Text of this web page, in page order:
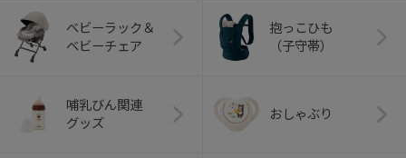
ベビーラック＆
ベビーチェア
抱っこひも
（子守帯）
哺乳びん関連
グッズ
おしゃぶり